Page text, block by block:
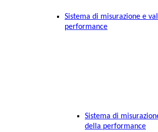
Sistema di misurazione e
performance
Sistema di
della performance